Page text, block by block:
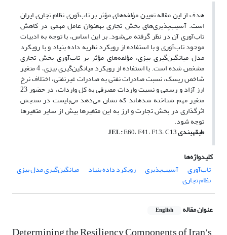
هدف از این مقاله تعیین مؤلفه‌های مؤثر بر تاب‌آوری نظام تجاری ایران
است. آسیب‌پذیری‌های بخش تجاری به‎عنوان عامل مهمی در کاهش
تاب‌آوری آن در نظر گرفته می‌شود. بر این اساس، با توجه به ادبیات
موجود تاب‌آوری و با استفاده از رویکرد نظریه داده بنیاد و با رویکرد
مدل میانگین‌گیری بیزی، مؤلفه‌های مؤثر بر تاب‌آوری بخش تجاری
مشخص شده است. با استفاده از رویکرد میانگین‌گیری بیزی، 4 متغیر
شاخص ریسک، نسبت صادرات نفتی به صادرات غیرنفتی، اختلاف نرخ
ارز آزاد و رسمی و نسبت واردات مصرفی به کل واردات، در حضور 23
متغیر مهم شناخته شده‏اند که نشان می‌دهد می‌بایست در سنجش
اثرگذاری در بخش تجارت و ارز به این متغیرها بیش از سایر متغیرها
توجه شود.
طبقه‏بندی JEL:E60، F41، F13، C13
کلیدواژه‌ها
تاب‌آوری
آسیب‌پذیری رویکرد داده بنیاد میانگین‌گیری مدل بیزی
نظام تجاری
عنوان مقاله English